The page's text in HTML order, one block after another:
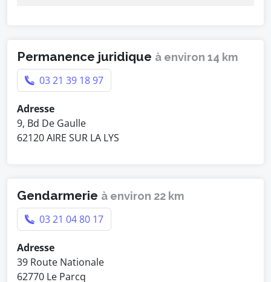
Permanence juridique à environ 14 km
03 21 39 18 97
Adresse
9, Bd De Gaulle
62120 AIRE SUR LA LYS
Gendarmerie à environ 22 km
03 21 04 80 17
Adresse
39 Route Nationale
62770 Le Parcq